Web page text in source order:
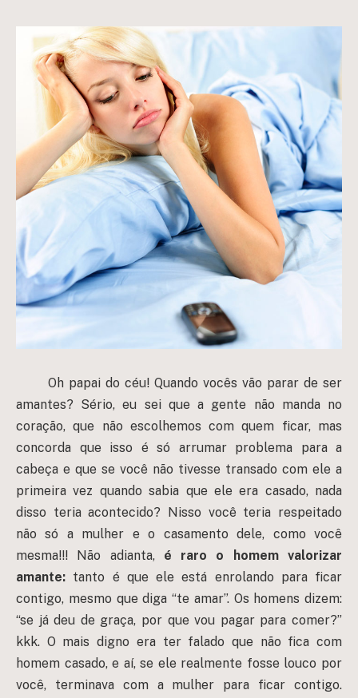
Oh papai do céu! Quando vocês vão parar de ser
amantes? Sério, eu sei que a gente não manda no
coração, que não escolhemos com quem ficar, mas
concorda que isso é só arrumar problema para a
cabeça e que se você não tivesse transado com ele a
primeira vez quando sabia que ele era casado, nada
disso teria acontecido? Nisso você teria respeitado
não só a mulher e o casamento dele, como você
mesma!!! Não adianta,é raro o homem valorizar
amante: tanto é que ele está enrolando para ficar
contigo, mesmo que diga “te amar”. Os homens dizem:
“se já deu de graça, por que vou pagar para comer?”
kkk. O mais digno era ter falado que não fica com
homem casado, e aí, se ele realmente fosse louco por
você, terminava com a mulher para ficar contigo.